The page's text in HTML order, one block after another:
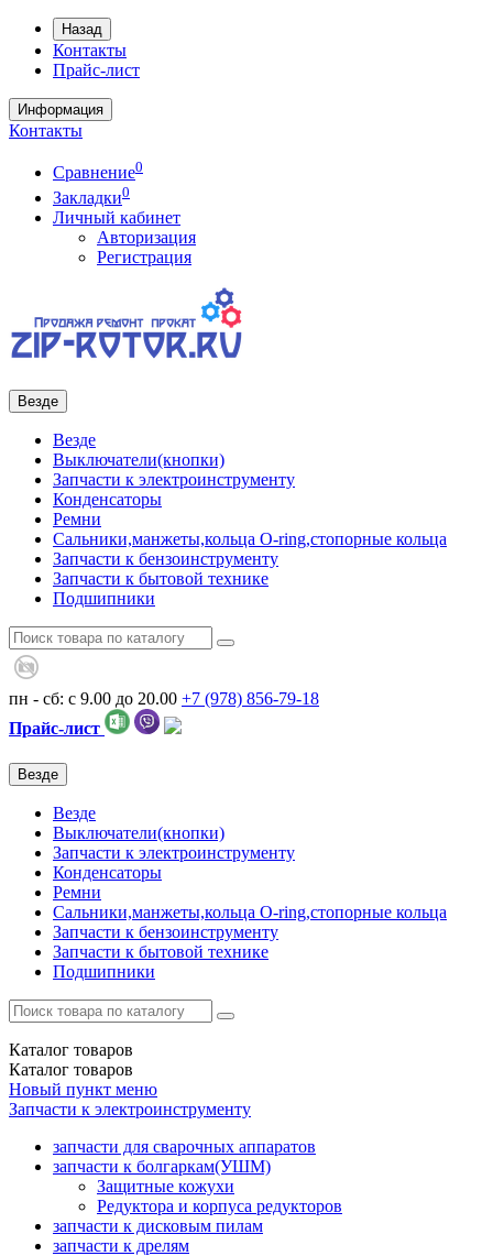
Назад
Контакты
Прайс-лист
Информация
Контакты
Сравнение0
Закладки0
Личный кабинет
Авторизация
Регистрация
Везде
Везде
Выключатели(кнопки)
Запчасти к электроинструменту
Конденсаторы
Ремни
Сальники,манжеты,кольца О-ring,стопорные кольца
Запчасти к бензоинструменту
Запчасти к бытовой технике
Подшипники
пн - сб: с 9.00 до 20.00 +7 (978) 856-79-18
Прайс-лист
Везде
Везде
Выключатели(кнопки)
Запчасти к электроинструменту
Конденсаторы
Ремни
Сальники,манжеты,кольца О-ring,стопорные кольца
Запчасти к бензоинструменту
Запчасти к бытовой технике
Подшипники
Каталог товаров
Каталог товаров
Новый пункт меню
Запчасти к электроинструменту
запчасти для сварочных аппаратов
запчасти к болгаркам(УШМ)
Защитные кожухи
Редуктора и корпуса редукторов
запчасти к дисковым пилам
запчасти к дрелям